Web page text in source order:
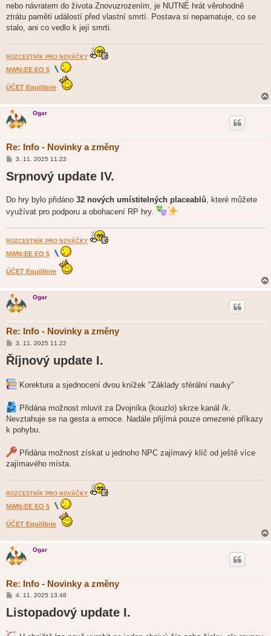
nebo návratem do života Znovuzrozením, je NUTNÉ hrát věrohodně
ztrátu paměti událostí před vlastní smrtí. Postava si nepamatuje, co se
stalo, ani co vedlo k její smrti.
ROZCESTNÍK PRO NOVÁČKY
NWN:EE EQ 5
ÚČET Equilibrie
Ogar
Re: Info - Novinky a změny
P
í
s
v
e
k
3. 11. 2025 11.22
Srpnový update IV.
Do hry bylo přidáno 32 nových umístitelných placeablů , které můžete
využívat pro podporu a obohacení RP hry.
ROZCESTNÍK PRO NOVÁČKY
NWN:EE EQ 5
ÚČET Equilibrie
Ogar
Re: Info - Novinky a změny
P
í
s
ě
v
k
3. 11. 2025 11.22
Říjnový update I.
Korektura a sjednocení dvou knížek "Základy sférální nauky"
Přidána možnost mluvit za Dvojníka (kouzlo) skrze kanál /k.
Nevztahuje se na gesta a emoce. Nadále přijímá pouze omezené příkazy
k pohybu.
Přidána možnost získat u jednoho NPC zajímavý klíč od ještě více
zajímavého místa.
ROZCESTNÍK PRO NOVÁČKY
NWN:EE EQ 5
ÚČET Equilibrie
Ogar
Re: Info - Novinky a změny
P
í
s
ě
4. 11. 2025 13.48
Listopadový update I.